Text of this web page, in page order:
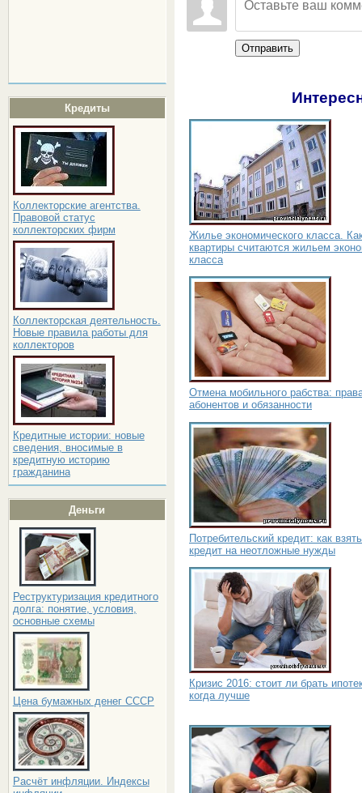
Кредиты
Коллекторские агентства.
Правовой статус
коллекторских фирм
Коллекторская деятельность.
Новые правила работы для
коллекторов
Кредитные истории: новые
сведения, вносимые в
кредитную историю
гражданина
Деньги
Реструктуризация кредитного
долга: понятие, условия,
основные схемы
Цена бумажных денег СССР
Расчёт инфляции. Индексы
Отправить
Жилье экономического класса.
квартиры считаются жильем
класса
Отмена мобильного рабства:
абонентов и обязанности
Потребительский кредит: как взять
кредит на неотложные нужды
Кризис 2016: стоит ли брать
когда лучше